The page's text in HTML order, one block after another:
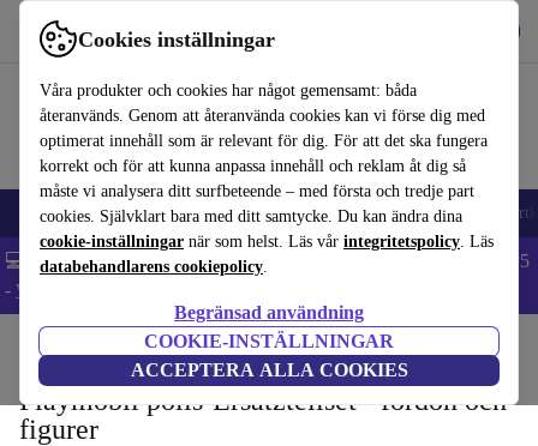
Cookies inställningar
Våra produkter och cookies har något gemensamt: båda
återanvänds. Genom att återanvända cookies kan vi förse dig med
optimerat innehåll som är relevant för dig. För att det ska fungera
korrekt och för att kunna anpassa innehåll och reklam åt dig så
måste vi analysera ditt surfbeteende – med första och tredje part
cookies. Självklart bara med ditt samtycke. Du kan ändra dina
cookie-inställningar när som helst. Läs vår integritetspolicy. Läs
databehandlarens cookiepolicy.
Begränsad användning
COOKIE-INSTÄLLNINGAR
ACCEPTERA ALLA COOKIES
Använd refurbed snabbt och enkelt
🎒 Back to school Mobiltelefoner Bärbara datorer Surfplattor
💻 Extra 5% rabatt på alla MacBooks och laptops - Code: LAPTOP5
- Villkor
Leksaker
Playmobil polis-Ersatzteilset - fordon och
figurer